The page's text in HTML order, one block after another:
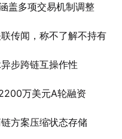
盖多项交易机制调整
传闻，称不了解不持有
步跨链互操作性
万美元A轮融资
方案压缩状态存储